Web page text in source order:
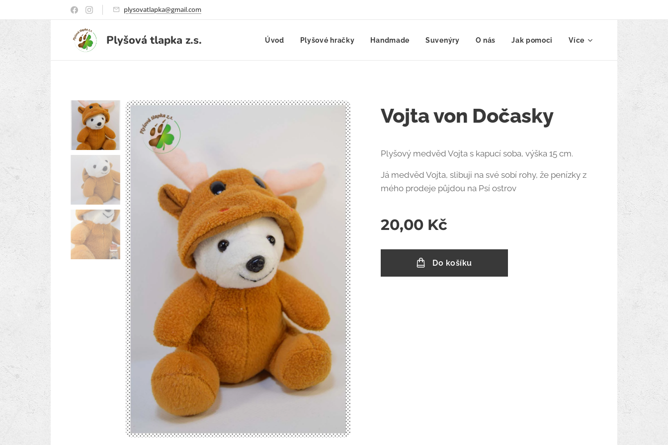
plysovatlapka@gmail.com
Plyšovátlapka z.s. Úvod Plyšové hračky Handmade Suvenýry O nás Jak pomoci Více
Vojta von Dočasky
Plyšový medvěd Vojta s kapucí soba, výška 15 cm.
Já medvěd Vojta, slibuji na své sobí rohy, že penízky z
mého prodeje půjdou na Psí ostrov
20,00 Kč
Do košíku